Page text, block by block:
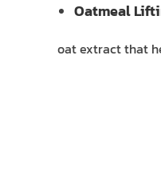
Oatmeal
oat extract that